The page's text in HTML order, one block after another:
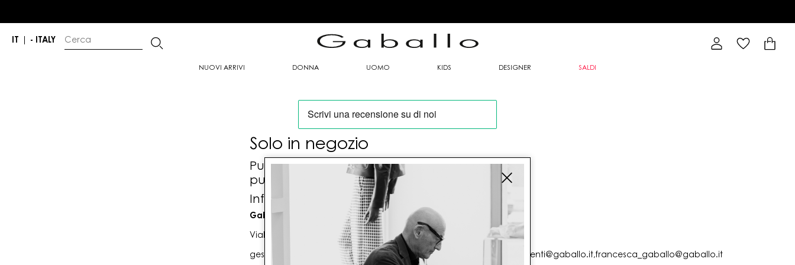
IT - ITALY
NUOVI ARRIVI DONNA UOMO KIDS DESIGNER SALDI
Solo in negozio
Puoi trovare questo articolo solo presso i nostri
punti vendita:
Info contatti
Gaballo Mario srl
Viale G. Matteotti n. 23 00053 Civitavecchia (RM)
gestioneordini@gaballo.it,customercare@sellmasters.it,assistenzaclienti@gaballo.it,francesca_gaballo@gaballo.it